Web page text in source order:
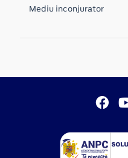
Mediu inconjurator